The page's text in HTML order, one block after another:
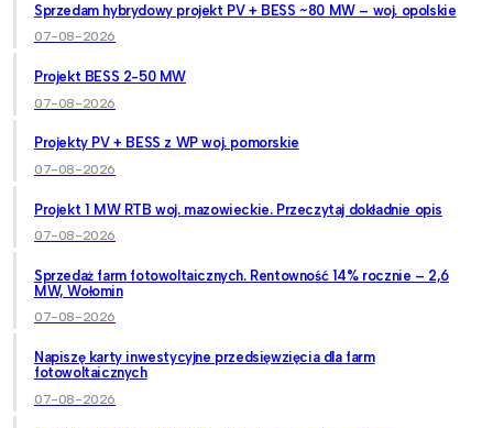
Sprzedam hybrydowy projekt PV + BESS ~80 MW – woj. opolskie
07-08-2026
Projekt BESS 2-50 MW
07-08-2026
Projekty PV + BESS z WP woj. pomorskie
07-08-2026
Projekt 1 MW RTB woj. mazowieckie. Przeczytaj dokładnie opis
07-08-2026
Sprzedaż farm fotowoltaicznych. Rentowność 14% rocznie – 2,6
MW, Wołomin
07-08-2026
Napiszę karty inwestycyjne przedsięwzięcia dla farm
fotowoltaicznych
07-08-2026